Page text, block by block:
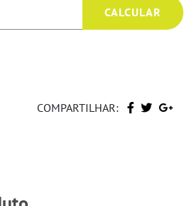
COMPARTILHAR: